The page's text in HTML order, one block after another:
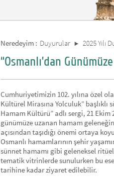
Neredeyim : Duyurular 2025 Yılı
“Osmanlı’dan
Cumhuriyetimizin 102. yılına özel
Kültürel Mirasına Yolculuk” başlıklı
Hamam Kültürü” adlı sergi, 21 Ekim
günümüze uzanan hamam
açısından taşıdığı önemi ortaya
Osmanlı hamamlarının şehir
sünnet hamamı gibi geleneksel
tematik vitrinlerde sunulurken bu
tarihine kadar ziyaret edilebilir.